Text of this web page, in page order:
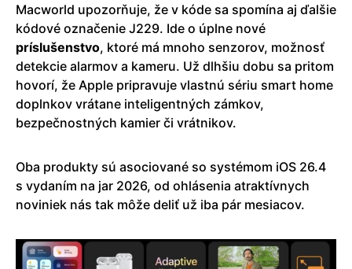
Macworld upozorňuje, že v kóde sa spomína aj ďalšie
kódové označenie J229. Ide o úplne nové
príslušenstvo, ktoré má mnoho senzorov, možnosť
detekcie alarmov a kameru. Už dlhšiu dobu sa pritom
hovorí, že Apple pripravuje vlastnú sériu smart home
doplnkov vrátane inteligentných zámkov,
bezpečnostných kamier či vrátnikov.
Oba produkty sú asociované so systémom iOS 26.4
s vydaním na jar 2026, od ohlásenia atraktívnych
noviniek nás tak môže deliť už iba pár mesiacov.